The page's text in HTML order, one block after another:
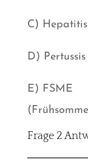
C)
D) Pertussis
E) FSME
Frage 2